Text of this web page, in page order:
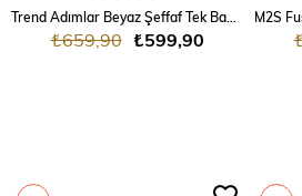
₺599,90
₺659,90